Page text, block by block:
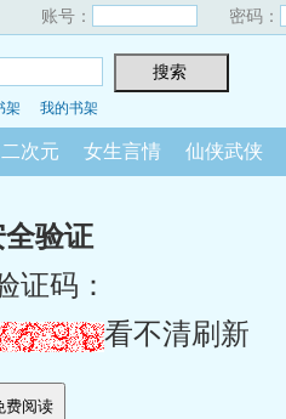
账号： 密码：
架 我的书架
二次元 女生言情 仙侠武侠
验证
证码：
看不清刷新